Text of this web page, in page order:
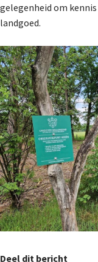
gelegenheid om
landgoed.
Deel dit bericht